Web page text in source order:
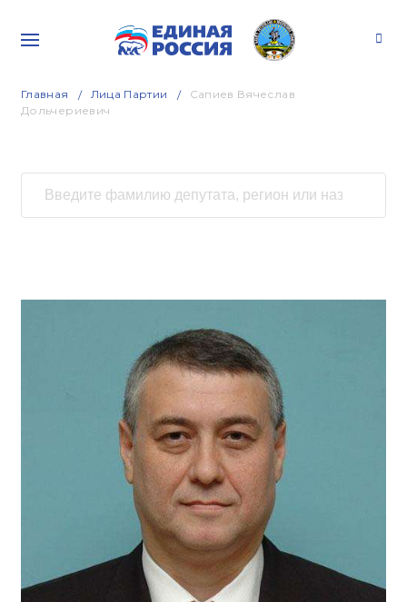
Главная Лица Партии
Сапиев Вячеслав
Дольчериевич